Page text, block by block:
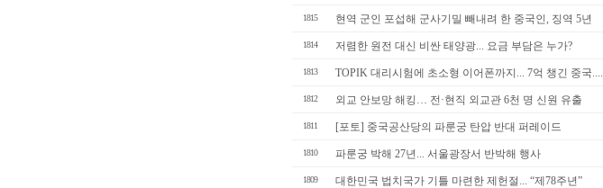
1815 현역 군인 포섭해 군사기밀 빼내려 한 중국인, 징역 5년
1814 저렴한 원전 대신 비싼 태양광... 요금 부담은 누가?
1813 TOPIK 대리시험에 초소형 이어폰까지... 7억 챙긴 중국....
1812 외교 안보망 해킹… 전·현직 외교관 6천 명 신원 유출
1811 [포토] 중국공산당의 파룬궁 탄압 반대 퍼레이드
1810 파룬궁 박해 27년... 서울광장서 반박해 행사
1809 대한민국 법치국가 기틀 마련한 제헌절... “제78주년”